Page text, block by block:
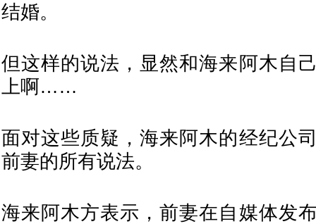
结婚。
但这样的说法，显然和海来阿木自
上啊……
面对这些质疑，海来阿木的经纪公
前妻的所有说法。
海来阿木方表示，前妻在自媒体发